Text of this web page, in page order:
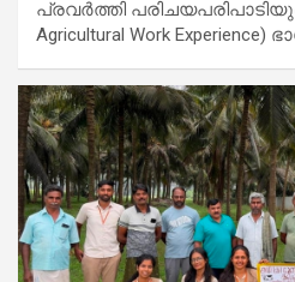
പ്രവർത്തി
Agricultural Work Experience)